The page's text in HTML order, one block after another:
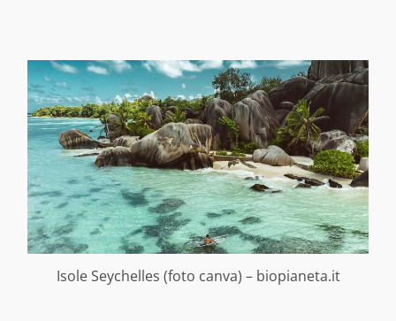
Isole Seychelles (foto canva) – biopianeta.it